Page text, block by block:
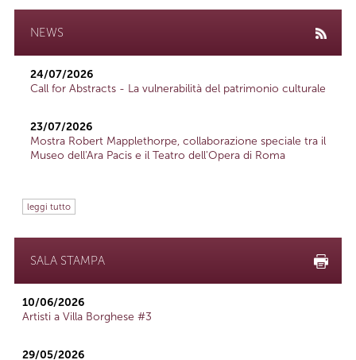
NEWS
24/07/2026
Call for Abstracts - La vulnerabilità del patrimonio culturale
23/07/2026
Mostra Robert Mapplethorpe, collaborazione speciale tra il
Museo dell'Ara Pacis e il Teatro dell'Opera di Roma
leggi tutto
SALA STAMPA
10/06/2026
Artisti a Villa Borghese #3
29/05/2026